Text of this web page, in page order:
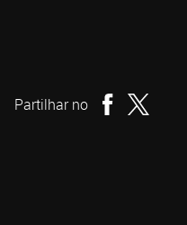
Partilhar no